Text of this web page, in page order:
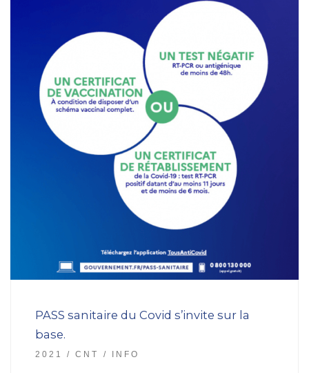
PASS sanitaire du Covid s’invite sur la
base.
2021 CNT INFO